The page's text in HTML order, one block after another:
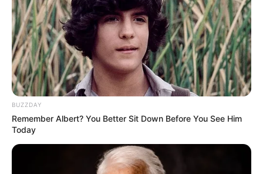
BUZZDAY
Remember Albert? You Better Sit Down Before You See Him
Today